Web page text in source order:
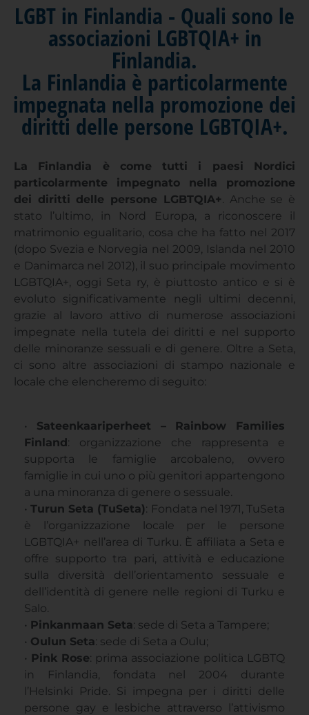
LGBT in Finlandia - Quali sono le
associazioni LGBTQIA+ in
Finlandia.
La Finlandia è particolarmente
impegnata nella promozione dei
diritti delle persone LGBTQIA+.
La Finlandia è come tutti i paesi Nordici
particolarmente impegnato nella promozione
dei diritti delle persone LGBTQIA+. Anche se è
stato l’ultimo, in Nord Europa, a riconoscere il
matrimonio egualitario, cosa che ha fatto nel 2017
(dopo Svezia e Norvegia nel 2009, Islanda nel 2010
e Danimarca nel 2012), il suo principale movimento
LGBTQIA+, oggi Seta ry, è piuttosto antico e si è
evoluto significativamente negli ultimi decenni,
grazie al lavoro attivo di numerose associazioni
impegnate nella tutela dei diritti e nel supporto
delle minoranze sessuali e di genere. Oltre a Seta,
ci sono altre associazioni di stampo nazionale e
locale che elencheremo di seguito:
• Sateenkaariperheet – Rainbow Families
Finland: organizzazione che rappresenta e
supporta le famiglie arcobaleno, ovvero
famiglie in cui uno o più genitori appartengono
a una minoranza di genere o sessuale.
•Turun Seta (TuSeta): Fondata nel 1971, TuSeta
è l’organizzazione locale per le persone
LGBTQIA+ nell’area di Turku. È affiliata a Seta e
offre supporto tra pari, attività e educazione
sulla diversità dell’orientamento sessuale e
dell’identità di genere nelle regioni di Turku e
Salo.
• Pinkanmaan Seta: sede di Seta a Tampere;
• Oulun Seta: sede di Seta a Oulu;
• Pink Rose: prima associazione politica LGBTQ
in Finlandia, fondata nel 2004 durante
l’Helsinki Pride. Si impegna per i diritti delle
persone gay e lesbiche attraverso l’attivismo